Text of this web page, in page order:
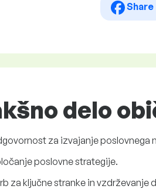
Share
delo
za izvajanje poslovnega
poslovne strategije.
za ključne stranke in vzdrževanje